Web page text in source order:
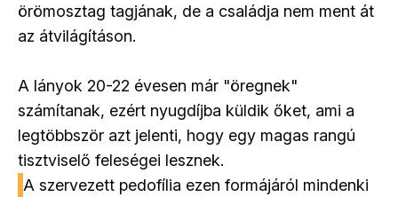
örömosztag tagjának, de a családja nem ment át
az átvilágításon.
A lányok 20-22 évesen már "öregnek"
számítanak, ezért nyugdíjba küldik őket, ami a
legtöbbször azt jelenti, hogy egy magas rangú
tisztviselő feleségei lesznek.
A szervezett pedofília ezen formájáról mindenki